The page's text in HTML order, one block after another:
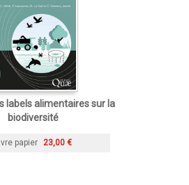
labels alimentaires sur la
biodiversité
papier 23,00 €